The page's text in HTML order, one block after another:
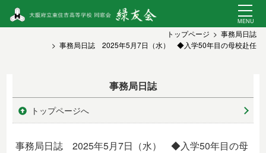
トップページ
事務局日誌
事務局日誌 2025年5月7日（水） ◆入学50年目の母校赴任
事務局日誌
トップページへ
事務局日誌 2025年5月7日（水） ◆入学50年目の母